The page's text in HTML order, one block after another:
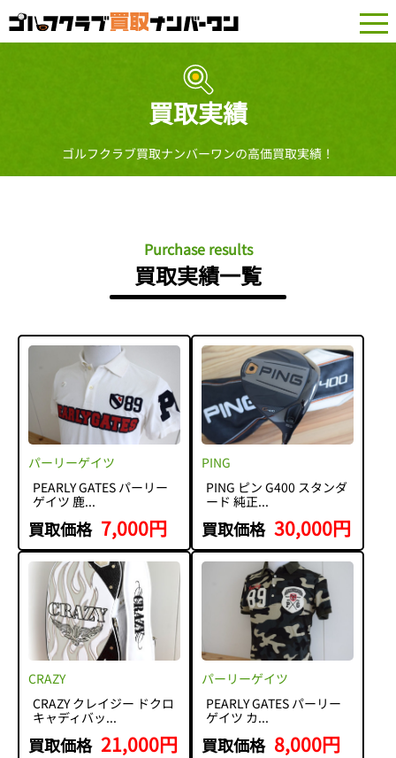
買取実績
ゴルフクラブ買取ナンバーワンの高価買取実績！
Purchase results
買取実績一覧
パーリーゲイツ
PEARLY GATES パーリー
ゲイツ 鹿...
買取価格 7,000円
PING
PING ピン G400 スタンダ
ード 純正...
買取価格 30,000円
CRAZY
CRAZY クレイジー ドクロ
キャディバッ...
買取価格 21,000円
パーリーゲイツ
PEARLY GATES パーリー
ゲイツ カ...
買取価格 8,000円